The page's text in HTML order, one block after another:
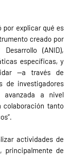
por explicar qué es
creado por
(ANID),
específicas, y
—a través de
de investigadores
avanzada a nivel
colaboración tanto
actividades de
principalmente de